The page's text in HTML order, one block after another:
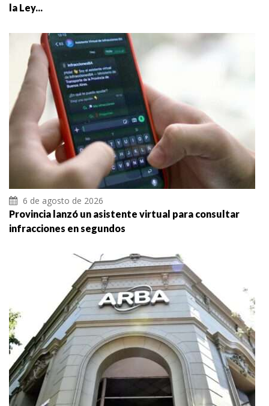
la Ley...
6 de agosto de 2026
Provincia lanzó un asistente virtual para consultar
infracciones en segundos